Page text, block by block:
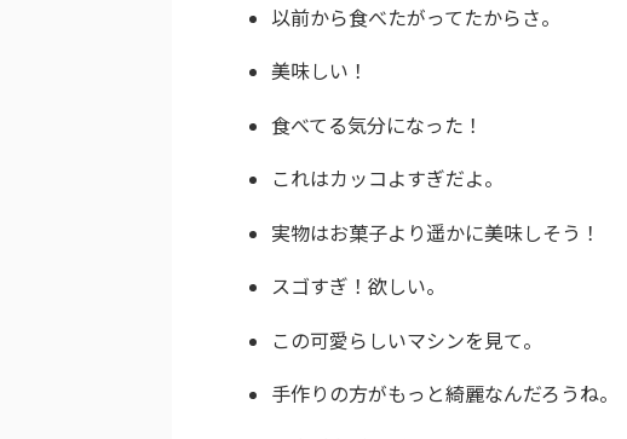
以前から食べたがってたからさ。
美味しい！
食べてる気分になった！
これはカッコよすぎだよ。
実物はお菓子より遥かに美味しそう！
スゴすぎ！欲しい。
この可愛らしいマシンを見て。
手作りの方がもっと綺麗なんだろうね。